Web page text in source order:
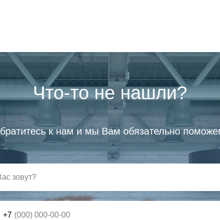
Что-то не нашли?
к нам и мы Вам обязательно
+7